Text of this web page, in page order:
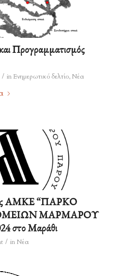
Προγραμματισμός
/ inΕνημερωτικό δελτίο, Νέα
της ΑΜΚΕ “ΠΑΡΚΟ
ΜΑΡΜΑΡΟΥ
στο Μαράθι
/ in Νέα